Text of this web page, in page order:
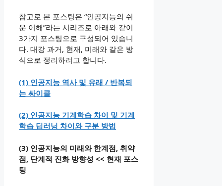
참고로 본 포스팅은 “인공지능의 쉬
운 이해”라는 시리즈로 아래와 같이
3가지 포스팅으로 구성되어 있습니
다. 대강 과거, 현재, 미래와 같은 방
식으로 정리하려고 합니다.
(1) 인공지능 역사 및 유래 / 반복되
는 싸이클
(2) 인공지능 기계학습 차이 및 기계
학습 딥러닝 차이와 구분 방법
(3) 인공지능의 미래와 한계점, 취약
점, 단계적 진화 방향성 << 현재 포스
팅